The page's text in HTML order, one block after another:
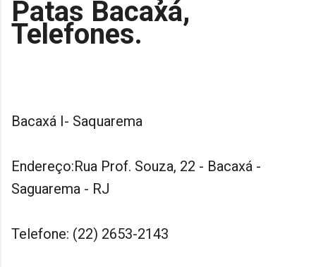
Patas Bacaxá,
Telefones.
Bacaxá I- Saquarema
Endereço:Rua Prof. Souza, 22 - Bacaxá -
Saguarema - RJ
Telefone: (22) 2653-2143